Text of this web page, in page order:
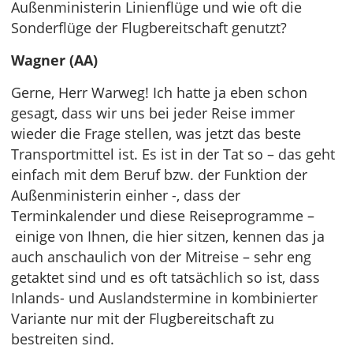
Außenministerin Linienflüge und wie oft die
Sonderflüge der Flugbereitschaft genutzt?
Wagner (AA)
Gerne, Herr Warweg! Ich hatte ja eben schon
gesagt, dass wir uns bei jeder Reise immer
wieder die Frage stellen, was jetzt das beste
Transportmittel ist. Es ist in der Tat so – das geht
einfach mit dem Beruf bzw. der Funktion der
Außenministerin einher -, dass der
Terminkalender und diese Reiseprogramme –
einige von Ihnen, die hier sitzen, kennen das ja
auch anschaulich von der Mitreise – sehr eng
getaktet sind und es oft tatsächlich so ist, dass
Inlands- und Auslandstermine in kombinierter
Variante nur mit der Flugbereitschaft zu
bestreiten sind.